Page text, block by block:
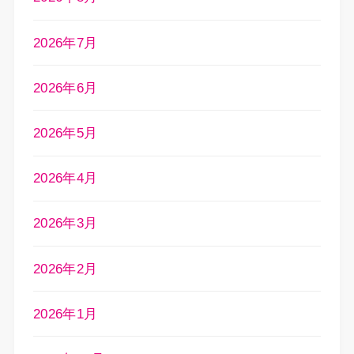
2026年7月
2026年6月
2026年5月
2026年4月
2026年3月
2026年2月
2026年1月